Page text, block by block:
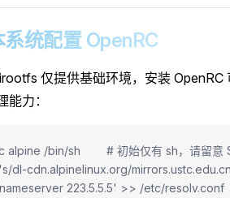
统配置 OpenRC
仅提供基础环境，安装 OpenRC
力：
alpine /bin/sh        # 初始仅有 sh，请留意
dl-cdn.alpinelinux.org/
223.5.5.5' >> /etc/resolv.conf